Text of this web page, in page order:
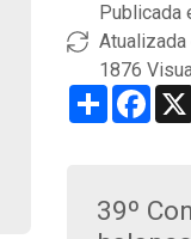
Publicada
1876
Share
39º